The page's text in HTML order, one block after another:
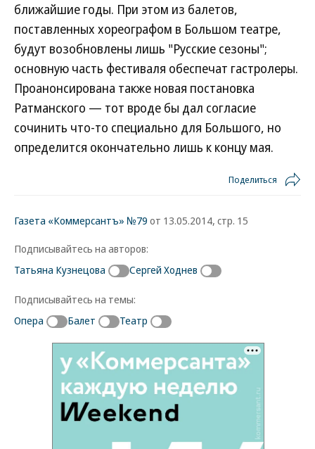
ближайшие годы. При этом из балетов,
поставленных хореографом в Большом театре,
будут возобновлены лишь "Русские сезоны";
основную часть фестиваля обеспечат гастролеры.
Проанонсирована также новая постановка
Ратманского — тот вроде бы дал согласие
сочинить что-то специально для Большого, но
определится окончательно лишь к концу мая.
Поделиться
Газета «Коммерсантъ» №79 от 13.05.2014, стр. 15
Подписывайтесь на авторов:
Татьяна Кузнецова
Сергей Ходнев
Подписывайтесь на темы:
Опера
Балет Театр